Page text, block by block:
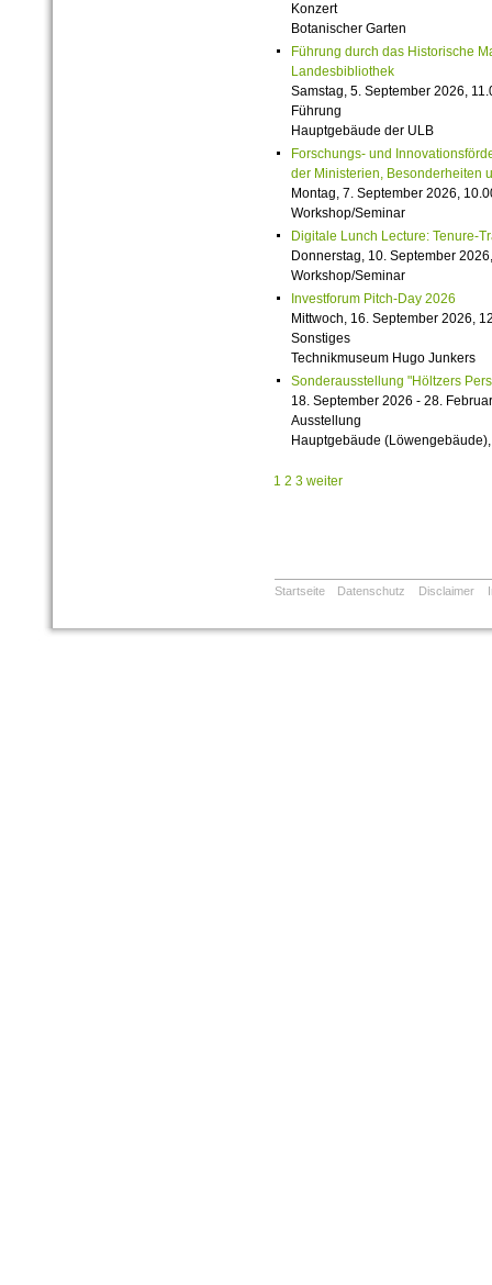
Konzert
Botanischer Garten
Führung durch das Historische
Landesbibliothek
Samstag, 5. September 2026,
Führung
Hauptgebäude der ULB
Forschungs- und
der Ministerien, Besonderheiten
Montag, 7. September 2026,
Workshop/Seminar
Digitale Lunch Lecture: Tenure-
Donnerstag, 10. September
Workshop/Seminar
Investforum Pitch-Day 2026
Mittwoch, 16. September 2026,
Sonstiges
Technikmuseum Hugo Junkers
Sonderausstellung "Höltzers
18. September 2026 - 28.
Ausstellung
Hauptgebäude
1 2 3 weiter
Startseite Datenschutz Disclaimer